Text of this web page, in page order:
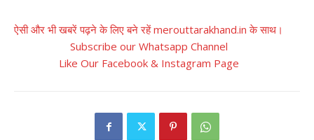
ऐसी और भी खबरें पढ़ने के लिए बने रहें merouttarakhand.in के साथ।
Subscribe our Whatsapp Channel
Like Our Facebook & Instagram Page